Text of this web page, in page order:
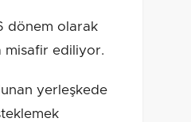
dönem olarak
misafir ediliyor.
yerleşkede